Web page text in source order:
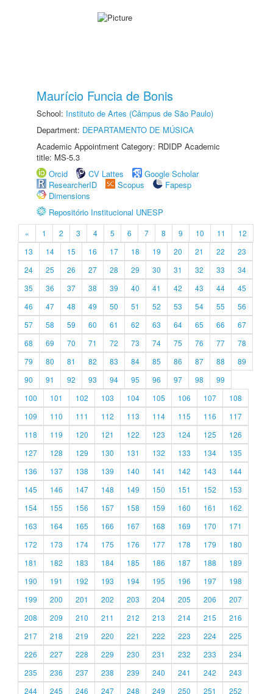
Maurício Funcia de Bonis
School: Instituto de Artes (Câmpus de São Paulo)
Department: DEPARTAMENTO DE MÚSICA
Academic Appointment Category: RDIDP Academic
title: MS-5.3
Orcid
CV Lattes
Google Scholar
ResearcherID
Scopus
Fapesp
Dimensions
Repositório Institucional UNESP
« 1 2 3 4 5 6 7 8 9 10 11
12
13
14 15 16 17 18 19 20 21 22
23
24
25 26 27 28 29 30 31 32 33
34
35
36 37 38 39 40 41 42 43 44
45
46
47 48 49 50 51 52 53 54 55
56
57
58 59 60 61 62 63 64 65 66
67
68
69 70 71 72 73 74 75 76 77
78
79
80 81 82 83 84 85 86 87 88
89
90
91 92 93 94 95 96 97 98
99
100
101 102 103 104 105 106 107
108
109
110 111 112 113 114 115 116
117
118
119 120 121 122 123 124 125
126
127
128 129 130 131 132 133 134
135
136
137 138 139 140 141 142 143
144
145
146 147 148 149 150 151 152
153
154
155 156 157 158 159 160 161
162
163
164 165 166 167 168 169 170
171
172
173 174 175 176 177 178 179
180
181
182 183 184 185 186 187 188
189
190
191 192 193 194 195 196 197
198
199
200 201 202 203 204 205 206
207
208
209 210 211 212 213 214 215
216
217
218 219 220 221 222 223 224
225
226
227 228 229 230 231 232 233
234
235
236 237 238 239 240 241 242
243
244
245 246 247 248 249 250 251 252